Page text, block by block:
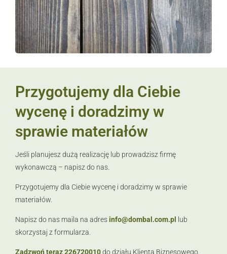
Przygotujemy dla Ciebie
wycenę i doradzimy w
sprawie materiałów
Jeśli planujesz dużą realizację lub prowadzisz firmę
wykonawczą – napisz do nas.
Przygotujemy dla Ciebie wycenę i doradzimy w sprawie
materiałów.
Napisz do nas maila na adresinfo@dombal.com.pl
lub
skorzystaj z formularza.
Zadzwoń teraz 226720010do działu Klienta Biznesowego,